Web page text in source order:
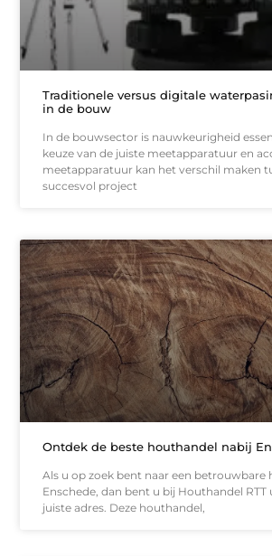
Traditionele versus digitale
in de bouw
In de bouwsector is nauwkeurigheid
keuze van de juiste meetapparatuur en
meetapparatuur kan het verschil maken
succesvol project
Ontdek de beste houthandel nabij
Als u op zoek bent naar een betrouwbare
Enschede, dan bent u bij Houthandel RTT
juiste adres. Deze houthandel,